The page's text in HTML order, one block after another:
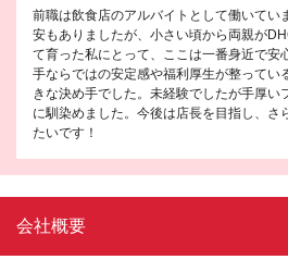
前職は飲食店のアルバイトとして働いてい
安もありましたが、小さい頃から両親が
て育った私にとって、ここは一番身近で安
手ならではの安定感や福利厚生が整ってい
きな決め手でした。未経験でしたが手厚い
に馴染めました。今後は店長を目指し、さ
たいです！
会社概要